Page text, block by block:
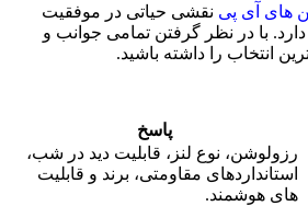
های آی پی نقشی حیاتی در موفقیت
با در نظر گرفتن تمامی جوانب و
انتخاب را داشته باشید.
پاسخ
رزولوشن، نوع لنز، قابلیت دید در شب،
استانداردهای مقاومتی، برند و قابلیت
های هوشمند.